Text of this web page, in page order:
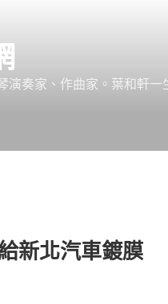
奏家、作曲家。葉和軒
新北汽車鍍膜